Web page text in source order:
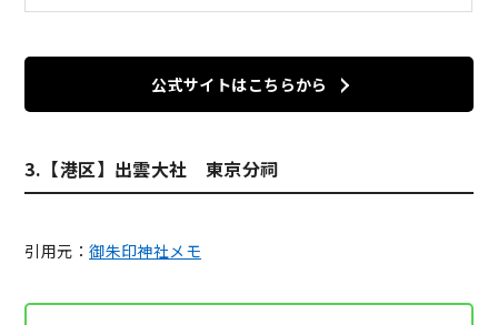
公式サイトはこちらから
3.【港区】出雲大社 東京分祠
引用元：御朱印神社メモ